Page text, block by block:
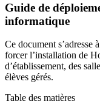
Guide de
informatique
Ce document s’adresse
forcer l’installation de
d’établissement, des
élèves gérés.
Table des matières